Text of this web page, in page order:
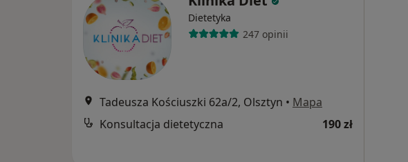
Dietetyka
247 opinii
Tadeusza Kościuszki 62a/2, Olsztyn • Mapa
Konsultacja dietetyczna
190 zł